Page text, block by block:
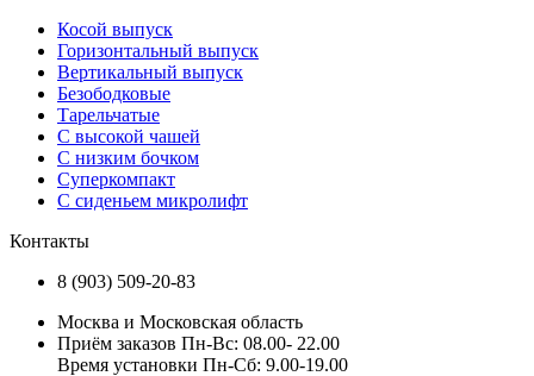
Косой выпуск
Горизонтальный выпуск
Вертикальный выпуск
Безободковые
Тарельчатые
С высокой чашей
С низким бочком
Суперкомпакт
С сиденьем микролифт
Контакты
8 (903) 509-20-83
Москва и Московская область
Приём заказов Пн-Вс: 08.00- 22.00
Время установки Пн-Сб: 9.00-19.00